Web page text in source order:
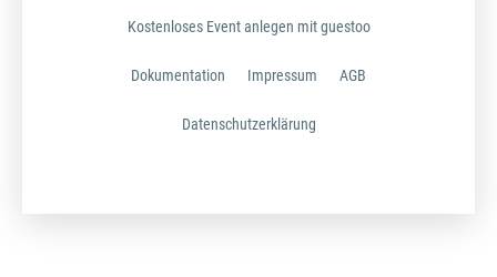
Kostenloses Event anlegen mit guestoo
Dokumentation Impressum AGB
Datenschutzerklärung